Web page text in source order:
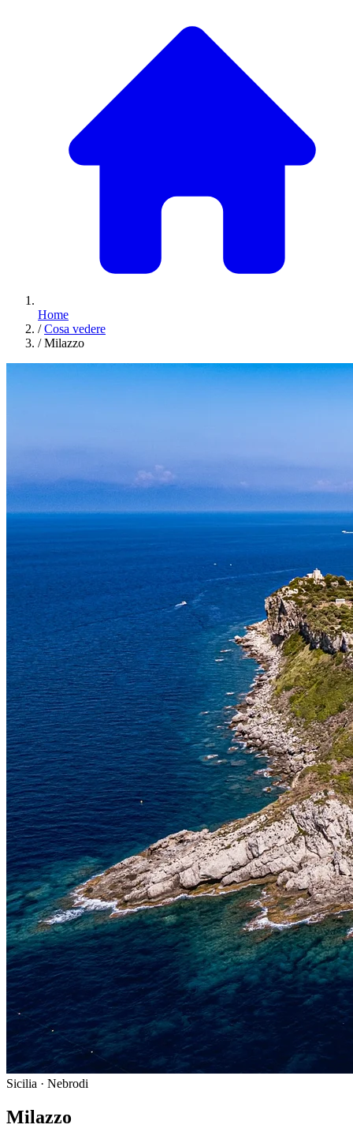
Home
/ Cosa vedere
/ Milazzo
Sicilia · Nebrodi
Milazzo